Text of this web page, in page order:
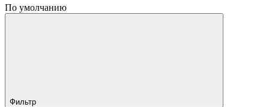
По умолчанию
Фильтр